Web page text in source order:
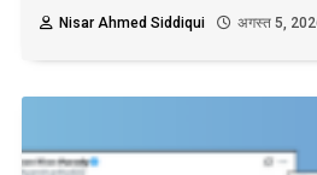
Nisar Ahmed Siddiqui
अगस्त 5,